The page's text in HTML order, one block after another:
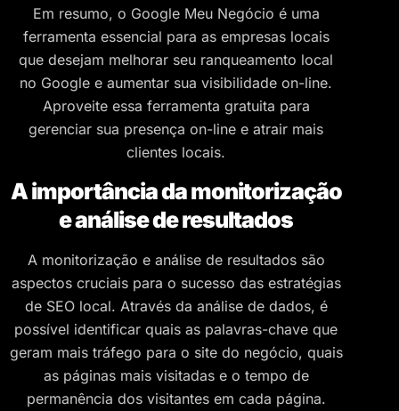
Em resumo, o Google Meu Negócio é uma
ferramenta essencial para as empresas locais
que desejam melhorar seu ranqueamento local
no Google e aumentar sua visibilidade on-line.
Aproveite essa ferramenta gratuita para
gerenciar sua presença on-line e atrair mais
clientes locais.
A importância da monitorização
e análise de resultados
A monitorização e análise de resultados são
aspectos cruciais para o sucesso das estratégias
de SEO local. Através da análise de dados, é
possível identificar quais as palavras-chave que
geram mais tráfego para o site do negócio, quais
as páginas mais visitadas e o tempo de
permanência dos visitantes em cada página.